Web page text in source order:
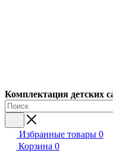
Комплектация детских
Избранные товары 0
Корзина 0